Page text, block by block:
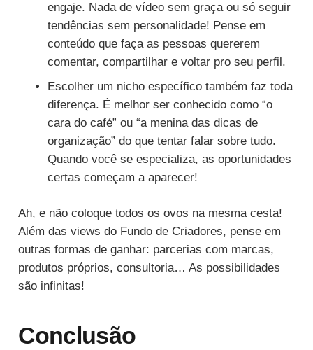
engaje. Nada de vídeo sem graça ou só seguir
tendências sem personalidade! Pense em
conteúdo que faça as pessoas quererem
comentar, compartilhar e voltar pro seu perfil.
Escolher um nicho específico também faz toda
diferença. É melhor ser conhecido como “o
cara do café” ou “a menina das dicas de
organização” do que tentar falar sobre tudo.
Quando você se especializa, as oportunidades
certas começam a aparecer!
Ah, e não coloque todos os ovos na mesma cesta!
Além das views do Fundo de Criadores, pense em
outras formas de ganhar: parcerias com marcas,
produtos próprios, consultoria… As possibilidades
são infinitas!
Conclusão